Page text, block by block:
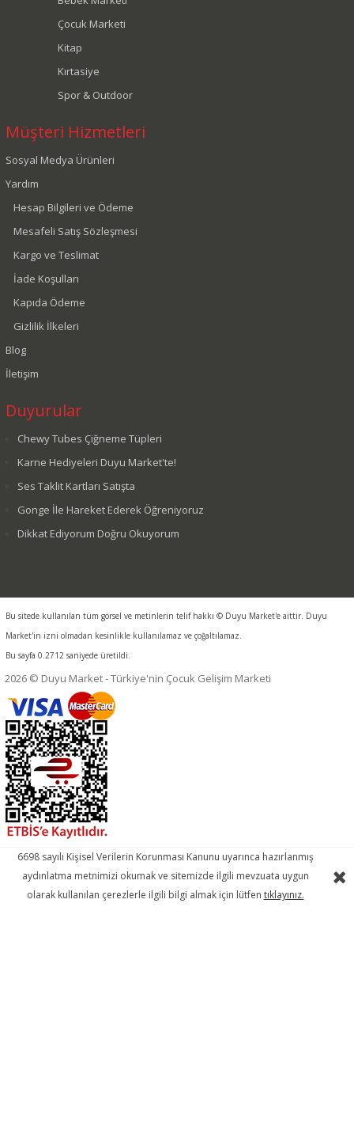
Çocuk Marketi
Kitap
Kırtasiye
Spor & Outdoor
Müşteri Hizmetleri
Sosyal Medya Ürünleri
Yardım
Hesap Bilgileri ve Ödeme
Mesafeli Satış Sözleşmesi
Kargo ve Teslimat
İade Koşulları
Kapıda Ödeme
Gizlilik İlkeleri
Blog
İletişim
Duyurular
Chewy Tubes Çiğneme Tüpleri
Karne Hediyeleri Duyu Market'te!
Ses Taklit Kartları Satışta
Gonge İle Hareket Ederek Öğreniyoruz
Dikkat Ediyorum Doğru Okuyorum
Bu sitede kullanılan tüm görsel ve metinlerin telif hakkı © Duyu Market'e aittir. Duyu
Market'in izni olmadan kesinlikle kullanılamaz ve çoğaltılamaz.
Bu sayfa 0.2712 saniyede üretildi.
2026 © Duyu Market - Türkiye'nin Çocuk Gelişim Marketi
6698 sayılı Kişisel Verilerin Korunması Kanunu uyarınca hazırlanmış
aydınlatma metnimizi okumak ve sitemizde ilgili mevzuata uygun
olarak kullanılan çerezlerle ilgili bilgi almak için lütfen tıklayınız.